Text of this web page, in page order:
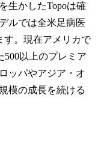
生かしたTopoは確
ルでは全米足病医
す。現在アメリカで
500以上のプレミア
ッパやアジア・オ
模の成長を続ける